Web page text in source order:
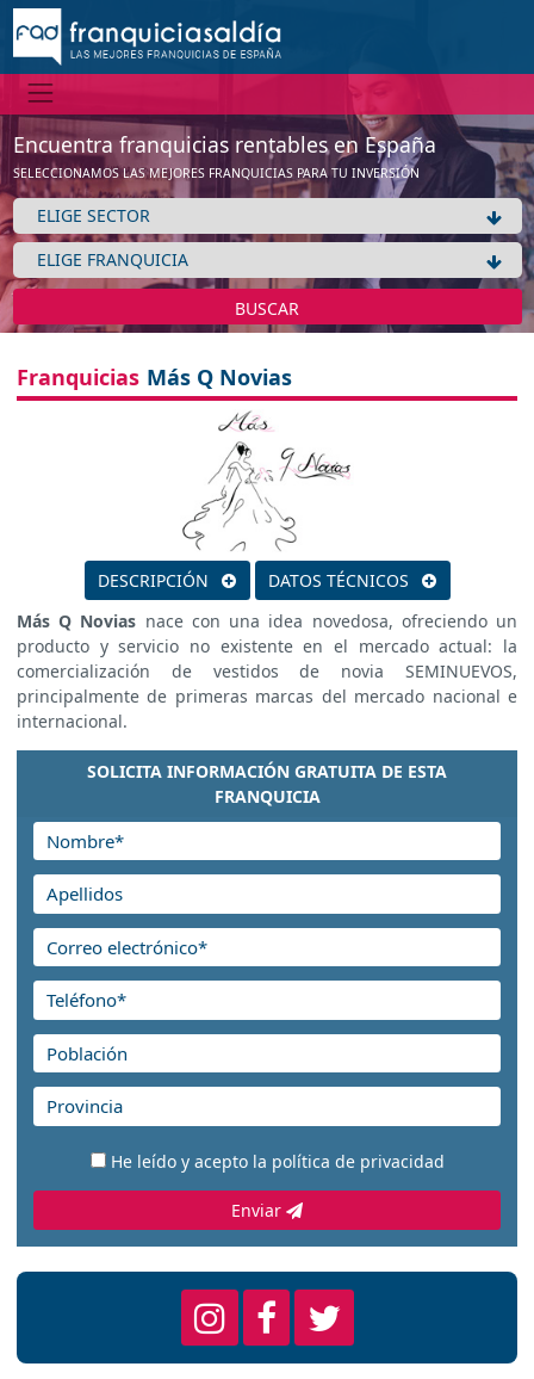
Encuentra franquicias rentables en España
SELECCIONAMOS LAS MEJORES FRANQUICIAS PARA TU INVERSIÓN
BUSCAR
Franquicias Más Q Novias
DESCRIPCIÓN
DATOS TÉCNICOS
Más Q Novias nace con una idea novedosa, ofreciendo un
producto y servicio no existente en el mercado actual: la
comercialización de vestidos de novia SEMINUEVOS,
principalmente de primeras marcas del mercado nacional e
internacional.
SOLICITA INFORMACIÓN GRATUITA DE ESTA
FRANQUICIA
He leído y acepto la política de privacidad
Enviar